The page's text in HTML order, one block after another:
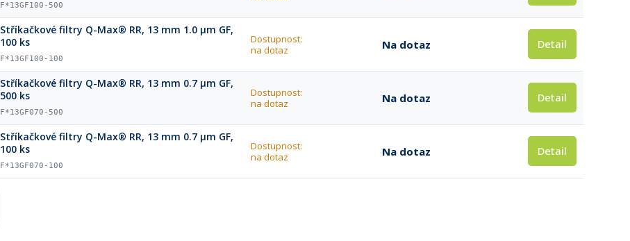
F*13GF100-500
Stříkačkové filtry Q-Max® RR, 13 mm 1.0 µm GF,
100 ks
F*13GF100-100
Dostupnost:
na dotaz
Na dotaz Detail
Stříkačkové filtry Q-Max® RR, 13 mm 0.7 µm GF,
500 ks
F*13GF070-500
Dostupnost:
na dotaz
Na dotaz Detail
Stříkačkové filtry Q-Max® RR, 13 mm 0.7 µm GF,
100 ks
F*13GF070-100
Dostupnost:
na dotaz
Na dotaz Detail